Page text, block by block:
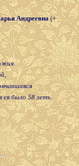
Андреевна(+
ея было 58 летъ.